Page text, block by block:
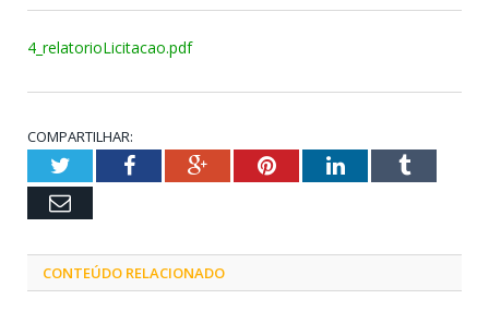
4_relatorioLicitacao.pdf
COMPARTILHAR:
TwitterFacebookGoogle+PinterestLinkedInTumblr
Email
CONTEÚDO RELACIONADO